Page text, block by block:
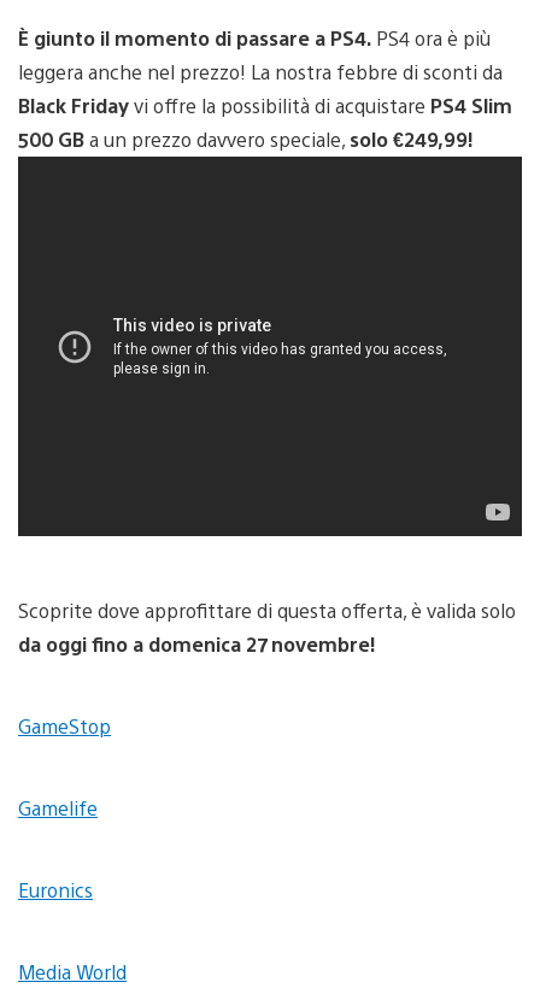
È giunto il momento di passare a PS4. PS4 ora è più
leggera anche nel prezzo! La nostra febbre di sconti da
Black Fridayvi offre la possibilità di acquistare PS4 Slim
500 GBa un prezzo davvero speciale, solo €249,99!
Scoprite dove approfittare di questa offerta, è valida solo
da oggi fino a domenica 27 novembre!
GameStop
Gamelife
Euronics
Media World